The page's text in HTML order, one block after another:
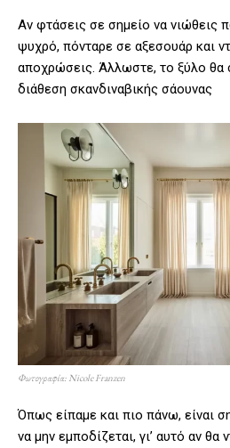
Αν φτάσεις σε σημείο να νιώθεις
ψυχρό, πόνταρε σε αξεσουάρ και
αποχρώσεις. Άλλωστε, το ξύλο θα
διάθεση σκανδιναβικής σάουνας
Φωτογραφία: Nicole Franzen
Όπως είπαμε και πιο πάνω, είναι
να μην εμποδίζεται, γι’ αυτό αν θα